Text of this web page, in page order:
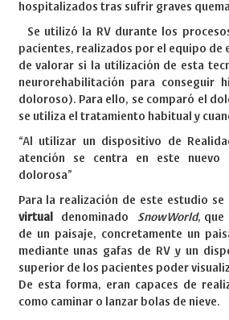
hospitalizados tras sufrir graves
Se utilizó la RV durante los
pacientes, realizados por el equipo
de valorar si la utilización de esta
neurorehabilitación para conseguir
doloroso). Para ello, se comparó el
se utiliza el tratamiento habitual y
“Al utilizar un dispositivo de
atención se centra en este nuevo
dolorosa”
Para la realización de este estudio
virtual
denominado SnowWorld, que
de un paisaje, concretamente un
mediante unas gafas de RV y un
superior de los pacientes poder
De esta forma, eran capaces de
como caminar o lanzar bolas de nieve.